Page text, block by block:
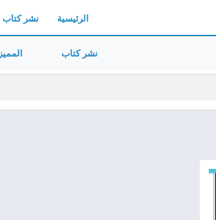
الرئيسية نشر كتاب
نشر كتاب المميز